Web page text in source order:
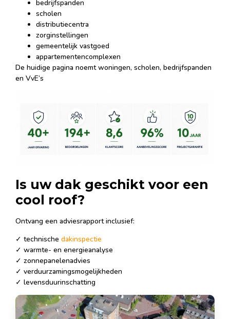
bedrijfspanden
scholen
distributiecentra
zorginstellingen
gemeentelijk vastgoed
appartementencomplexen
De huidige pagina noemt woningen, scholen, bedrijfspanden
en VvE’s
Is uw dak geschikt voor een
cool roof?
Ontvang een adviesrapport inclusief:
✓ technische dakinspectie
✓ warmte- en energieanalyse
✓ zonnepanelenadvies
✓ verduurzamingsmogelijkheden
✓ levensduurinschatting